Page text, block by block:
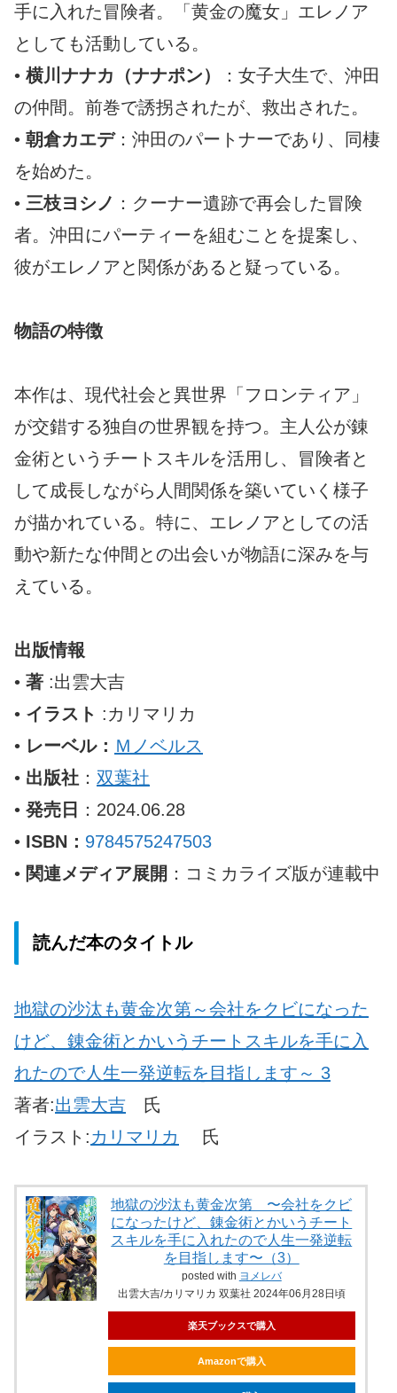
手に入れた冒険者。「黄金の魔女」エレノア
としても活動している。
• 横川ナナカ（ナナポン）
：女子大生で、沖田
の仲間。前巻で誘拐されたが、救出された。
• 朝倉カエデ：沖田のパートナーであり、同棲
を始めた。
• 三枝ヨシノ ：クーナー遺跡で再会した冒険
者。沖田にパーティーを組むことを提案し、
彼がエレノアと関係があると疑っている。
物語の特徴
本作は、現代社会と異世界「フロンティア」
が交錯する独自の世界観を持つ。主人公が錬
金術というチートスキルを活用し、冒険者と
して成長しながら人間関係を築いていく様子
が描かれている。特に、エレノアとしての活
動や新たな仲間との出会いが物語に深みを与
えている。
出版情報
• 著 :出雲大吉
• イラスト :カリマリカ
• レーベル： Ｍノベルス
• 出版社 ： 双葉社
• 発売日
：2024.06.28
• ISBN： 9784575247503
• 関連メディア展開 ：コミカライズ版が連載中
読んだ本のタイトル
地獄の沙汰も黄金次第 ～会社をクビになった
けど、錬金術とかいうチートスキルを手に入
れたので人生一発逆転を目指します～ 3
著者:出雲大吉 氏
イラスト:カリマリカ 氏
地獄の沙汰も黄金次第 〜会社をクビ
になったけど、錬金術とかいうチート
スキルを手に入れたので人生一発逆転
を目指します〜（3）
posted with ヨメレバ
出雲大吉/カリマリカ 双葉社 2024年06月28日頃
楽天ブックスで購入
Amazonで購入